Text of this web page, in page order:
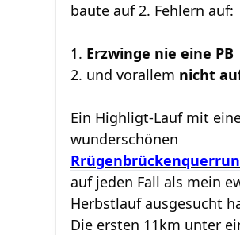
baute auf 2. Fehlern auf:
1. Erzwinge nie eine PB
2. und vorallem nicht
Ein Highligt-Lauf mit
wunderschönen
auf jeden Fall als mein
Herbstlauf ausgesucht
Die ersten 11km unter